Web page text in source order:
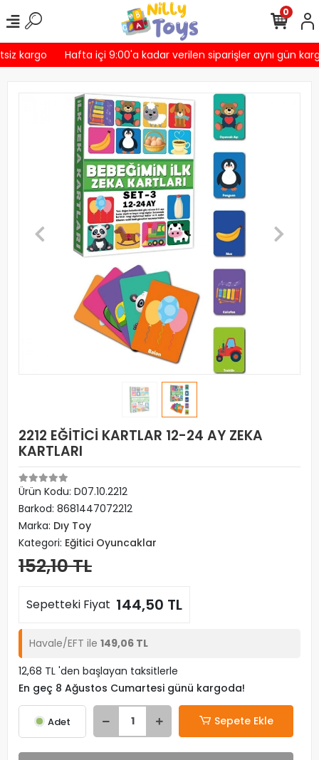
kargo Hafta içi 9:00'a kadar verilen siparişler aynı gün
0
2212 EĞİTİCİ KARTLAR 12-24 AY ZEKA
KARTLARI
Ürün Kodu: D07.10.2212
Barkod: 8681447072212
Marka: Dıy Toy
Kategori: Eğitici Oyuncaklar
152,10 TL
Sepetteki Fiyat 144,50 TL
Havale/EFT ile 149,06 TL
12,68 TL 'den başlayan taksitlerle
En geç 8 Ağustos Cumartesi günü kargoda!
Adet Sepete Ekle